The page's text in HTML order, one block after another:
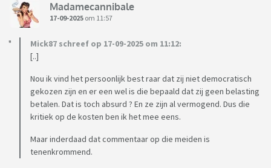
Madamecannibale
17-09-2025 om 11:57
Mick87 schreef op 17-09-2025 om 11:12:
[..]
Nou ik vind het persoonlijk best raar dat zij niet democratisch
gekozen zijn en er een wel is die bepaald dat zij geen belasting
betalen. Dat is toch absurd ? En ze zijn al vermogend. Dus die
kritiek op de kosten ben ik het mee eens.
Maar inderdaad dat commentaar op die meiden is
tenenkrommend.